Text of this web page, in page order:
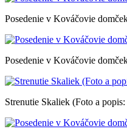
Posedenie v Kováčovie
Posedenie v Kováčovie
Strenutie Skaliek (Foto a